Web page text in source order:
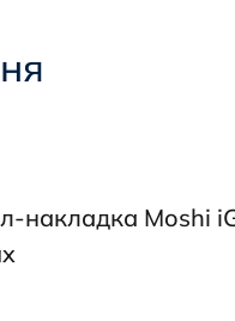
накладка Moshi